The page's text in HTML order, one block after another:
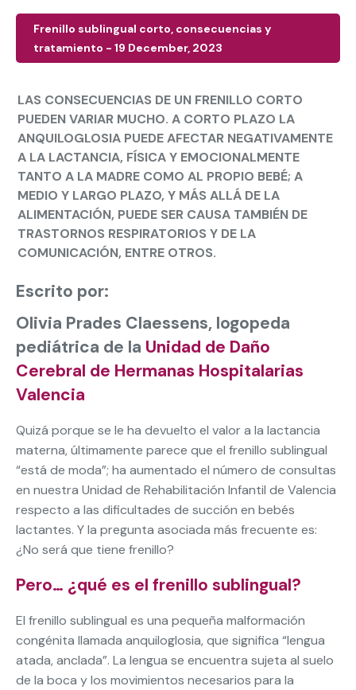
Frenillo sublingual corto, consecuencias y
tratamiento - 19 December, 2023
LAS CONSECUENCIAS DE UN FRENILLO CORTO
PUEDEN VARIAR MUCHO. A CORTO PLAZO LA
ANQUILOGLOSIA PUEDE AFECTAR NEGATIVAMENTE
A LA LACTANCIA, FÍSICA Y EMOCIONALMENTE
TANTO A LA MADRE COMO AL PROPIO BEBÉ; A
MEDIO Y LARGO PLAZO, Y MÁS ALLÁ DE LA
ALIMENTACIÓN, PUEDE SER CAUSA TAMBIÉN DE
TRASTORNOS RESPIRATORIOS Y DE LA
COMUNICACIÓN, ENTRE OTROS.
Escrito por:
Olivia Prades Claessens, logopeda
pediátrica de la Unidad de Daño
Cerebral de Hermanas Hospitalarias
Valencia
Quizá porque se le ha devuelto el valor a la lactancia
materna, últimamente parece que el frenillo sublingual
“está de moda”; ha aumentado el número de consultas
en nuestra Unidad de Rehabilitación Infantil de Valencia
respecto a las dificultades de succión en bebés
lactantes. Y la pregunta asociada más frecuente es:
¿No será que tiene frenillo?
Pero… ¿qué es el frenillo sublingual?
El frenillo sublingual es una pequeña malformación
congénita llamada anquiloglosia, que significa “lengua
atada, anclada”. La lengua se encuentra sujeta al suelo
de la boca y los movimientos necesarios para la